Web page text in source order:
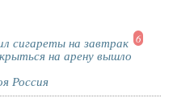
сигареты на завтрак 6
на арену вышло
Россия